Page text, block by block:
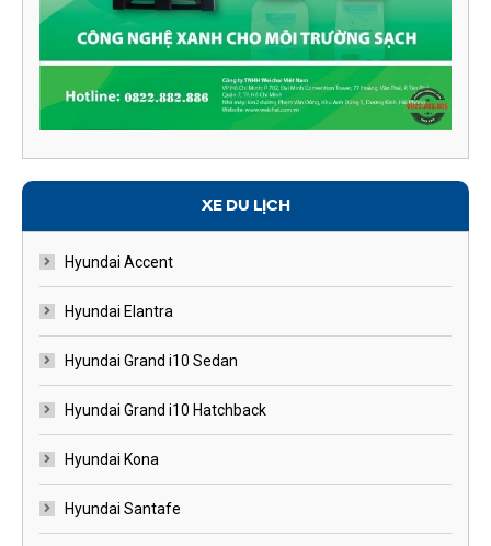
XE DU LỊCH
Hyundai Accent
Hyundai Elantra
Hyundai Grand i10 Sedan
Hyundai Grand i10 Hatchback
Hyundai Kona
Hyundai Santafe